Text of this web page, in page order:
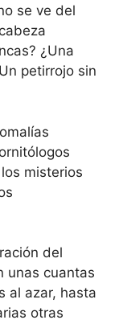
se ve del
¿Una
petirrojo sin
misterios
del
unas cuantas
al azar, hasta
otras